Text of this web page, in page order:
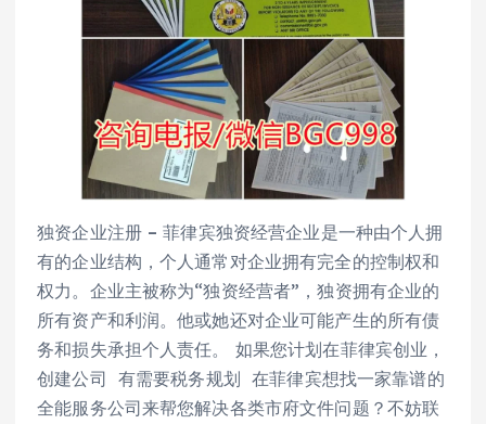
独资企业注册 – 菲律宾独资经营企业是一种由个人拥
有的企业结构，个人通常对企业拥有完全的控制权和
权力。企业主被称为“独资经营者”，独资拥有企业的
所有资产和利润。他或她还对企业可能产生的所有债
务和损失承担个人责任。 如果您计划在菲律宾创业，
创建公司 有需要税务规划 在菲律宾想找一家靠谱的
全能服务公司来帮您解决各类市府文件问题？不妨联